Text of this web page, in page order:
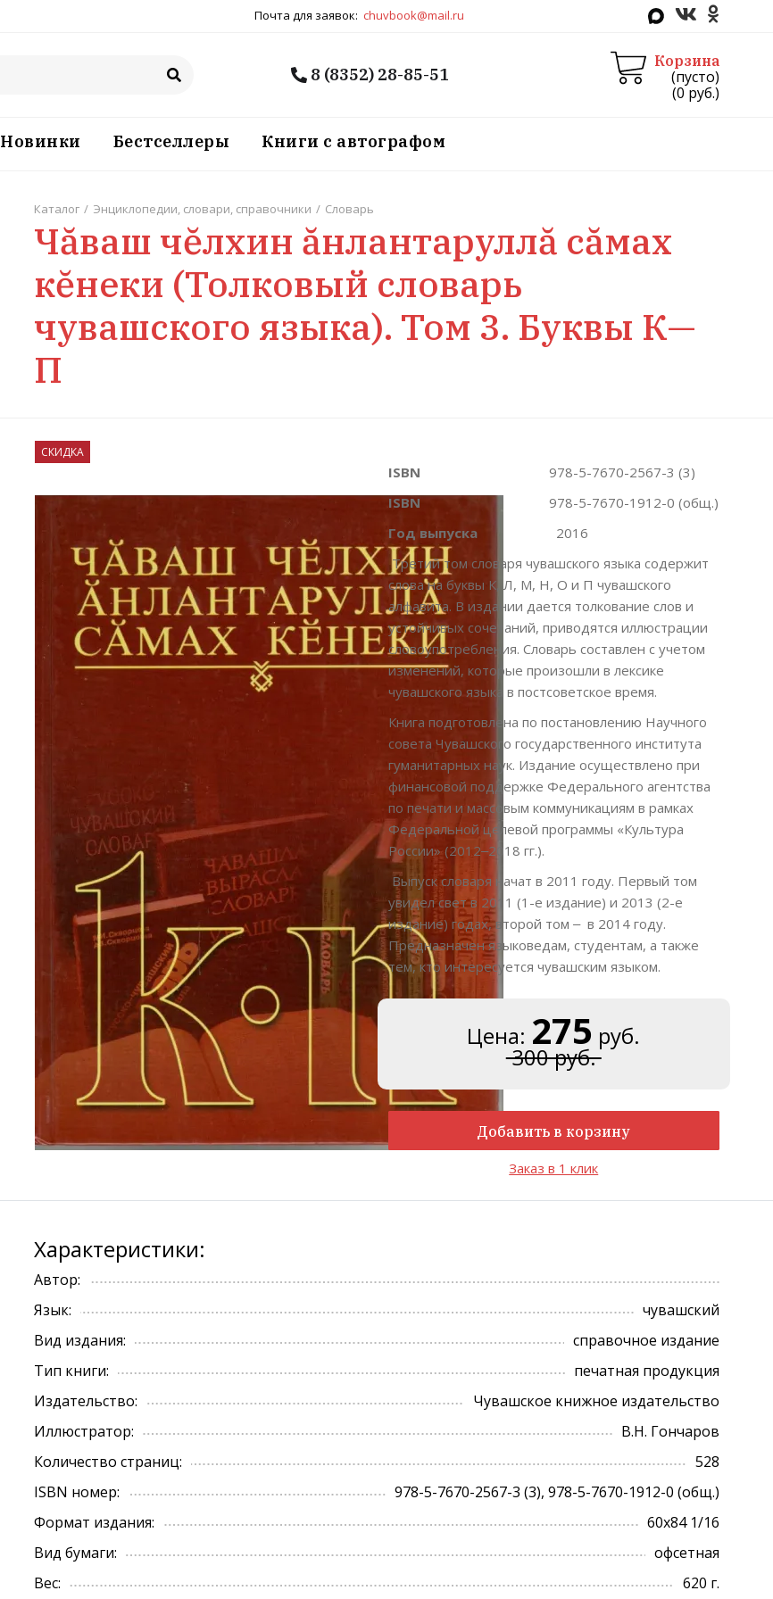
Почта для заявок: chuvbook@mail.ru
8 (8352) 28-85-51
Корзина
(пусто)
(0 руб.)
Новинки Бестселлеры Книги с автографом
Каталог / Энциклопедии, словари, справочники / Словарь
Чăваш чĕлхин ăнлантаруллă сăмах
кĕнеки (Толковый словарь
чувашского языка). Том 3. Буквы К—
П
СКИДКА
ISBN
978-5-7670-2567-3 (3)
ISBN
978-5-7670-1912-0 (общ.)
Год выпуска
2016
Третий том словаря чувашского языка содержит
слова на буквы К, Л, М, Н, О и П чувашского
алфавита. В издании дается толкование слов и
устойчивых сочетаний, приводятся иллюстрации
словоупотребления. Словарь составлен с учетом
изменений, которые произошли в лексике
чувашского языка в постсоветское время.
Книга подготовлена по постановлению Научного
совета Чувашского государственного института
гуманитарных наук. Издание осуществлено при
финансовой поддержке Федерального агентства
по печати и массовым коммуникациям в рамках
Федеральной целевой программы «Культура
России» (2012‒2018 гг.).
Выпуск словаря начат в 2011 году. Первый том
увидел свет в 2011 (1-е издание) и 2013 (2-е
издание) годах, второй том ‒ в 2014 году.
Предназначен языковедам, студентам, а также
тем, кто интересуется чувашским языком.
Цена: 275 руб.
300 руб.
Добавить в корзину
Заказ в 1 клик
Характеристики:
Автор:
Язык:
чувашский
Вид издания:
справочное издание
Тип книги:
печатная продукция
Издательство:
Чувашское книжное издательство
Иллюстратор:
В.Н. Гончаров
Количество страниц:
528
ISBN номер:
978-5-7670-2567-3 (3), 978-5-7670-1912-0 (общ.)
Формат издания:
60х84 1/16
Вид бумаги:
офсетная
Вес:
620 г.